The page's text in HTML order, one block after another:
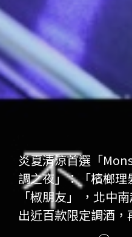
炎夏清涼首選「
調之夜」：「檳榔理
「椒朋友」 ，北中
出近百款限定調酒